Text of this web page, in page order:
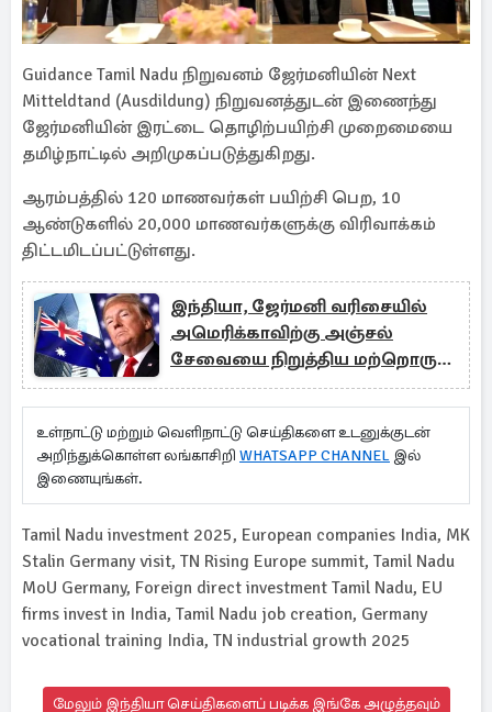
Guidance Tamil Nadu நிறுவனம் ஜேர்மனியின் Next
Mitteldtand (Ausdildung) நிறுவனத்துடன் இணைந்து
ஜேர்மனியின் இரட்டை தொழிற்பயிற்சி முறைமையை
தமிழ்நாட்டில் அறிமுகப்படுத்துகிறது.
ஆரம்பத்தில் 120 மாணவர்கள் பயிற்சி பெற, 10
ஆண்டுகளில் 20,000 மாணவர்களுக்கு விரிவாக்கம்
திட்டமிடப்பட்டுள்ளது.
இந்தியா, ஜேர்மனி வரிசையில்
அமெரிக்காவிற்கு அஞ்சல்
சேவையை நிறுத்திய மற்றொரு
நாடு
உள்நாட்டு மற்றும் வெளிநாட்டு செய்திகளை உடனுக்குடன்
அறிந்துக்கொள்ள லங்காசிறி WHATSAPP CHANNEL இல்
இணையுங்கள்.
Tamil Nadu investment 2025, European companies India, MK
Stalin Germany visit, TN Rising Europe summit, Tamil Nadu
MoU Germany, Foreign direct investment Tamil Nadu, EU
firms invest in India, Tamil Nadu job creation, Germany
vocational training India, TN industrial growth 2025
மேலும் இந்தியா செய்திகளைப் படிக்க இங்கே அழுத்தவும்